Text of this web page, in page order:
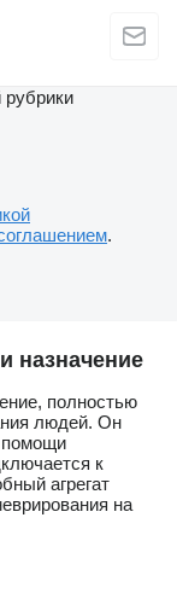
.
назначение
полностью
людей. Он
помощи
к
агрегат
на